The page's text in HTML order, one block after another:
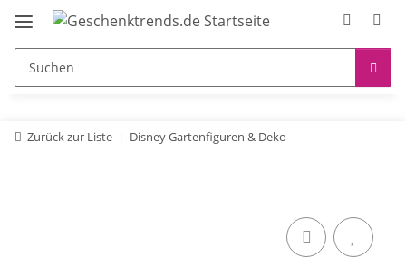
Zurück zur Liste Disney Gartenfiguren & Deko